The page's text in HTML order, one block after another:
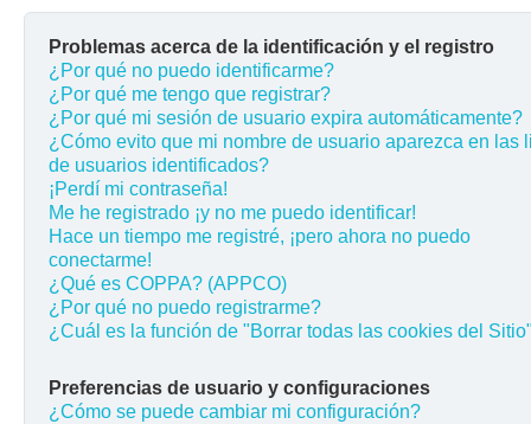
Problemas acerca de la identificación y el registro
¿Por qué no puedo identificarme?
¿Por qué me tengo que registrar?
¿Por qué mi sesión de usuario expira automáticamente?
¿Cómo evito que mi nombre de usuario aparezca en las
de usuarios identificados?
¡Perdí mi contraseña!
Me he registrado ¡y no me puedo identificar!
Hace un tiempo me registré, ¡pero ahora no puedo
conectarme!
¿Qué es COPPA? (APPCO)
¿Por qué no puedo registrarme?
¿Cuál es la función de "Borrar todas las cookies del
Preferencias de usuario y configuraciones
¿Cómo se puede cambiar mi configuración?